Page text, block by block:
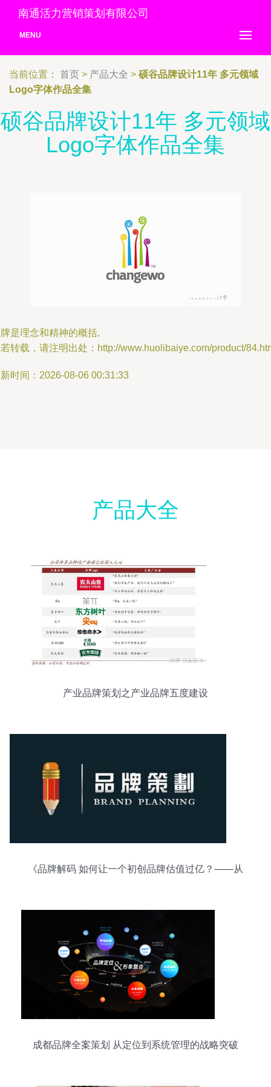
南通活力营销策划有限公司
MENU
当前位置： 首页 > 产品大全 > 硕谷品牌设计11年 多元领域
Logo字体作品全集
硕谷品牌设计11年 多元领域
Logo字体作品全集
是理念和精神的概括,
转载，请注明出处：http://www.huolibaiye.com/product/
时间：2026-08-06 00:31:33
产品大全
产业品牌策划之产业品牌五度建设
《品牌解码 如何让一个初创品牌估值过亿？——从
成都品牌全案策划 从定位到系统管理的战略突破